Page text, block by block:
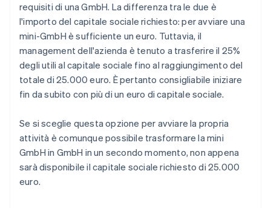
requisiti di una GmbH. La differenza tra le due è
l'importo del capitale sociale richiesto: per avviare una
mini-GmbH è sufficiente un euro. Tuttavia, il
management dell'azienda è tenuto a trasferire il 25%
degli utili al capitale sociale fino al raggiungimento del
totale di 25.000 euro. È pertanto consigliabile iniziare
fin da subito con più di un euro di capitale sociale.
Se si sceglie questa opzione per avviare la propria
attività è comunque possibile trasformare la mini
GmbH in GmbH in un secondo momento, non appena
sarà disponibile il capitale sociale richiesto di 25.000
euro.